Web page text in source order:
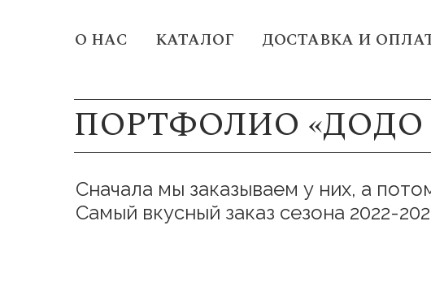
О НАС КАТАЛОГ ДОСТАВКА И
ПОРТФОЛИО
Сначала мы заказываем у них, а
Самый вкусный заказ сезона 2022-